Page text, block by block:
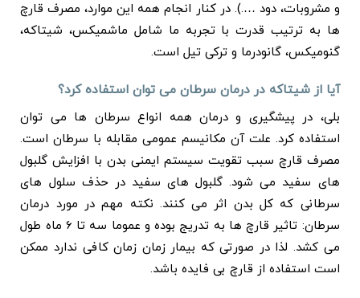
و مشروبات، دود ….). در کنار انجام همه این موارد، مصرف قارچ
ها به ترتیب قدرت با تجربه ما شامل ماشمیکس،‌ شیتاکه،
گنومیکس، گانودرما و ترکی تیل است.
آیا از شیتاکه در درمان سرطان می توان استفاده کرد؟
بلی، در پیشگیری و درمان همه انواع سرطان ها می توان
استفاده کرد. علت آن مکانیسم عمومی مقابله با سرطان است.
مصرف قارچ سبب تقویت سیستم ایمنی بدن با افزایش گلبول
های سفید می شود. گلبول های سفید در حذف سلول های
سرطانی که کل بدن اثر می کنند. نکته مهم در مورد درمان
سرطان: تاثیر قارچ ها به تدریج بوده و عموما سه تا 6 ماه طول
می کشد. لذا در صورتی که بیمار زمان زمان کافی ندارد ممکن
است استفاده از قارچ بی فایده باشد.